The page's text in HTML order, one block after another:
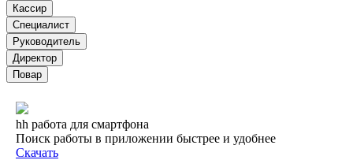
Кассир
Специалист
Руководитель
Директор
Повар
hh работа для смартфона
Поиск работы в приложении быстрее и удобнее
Скачать